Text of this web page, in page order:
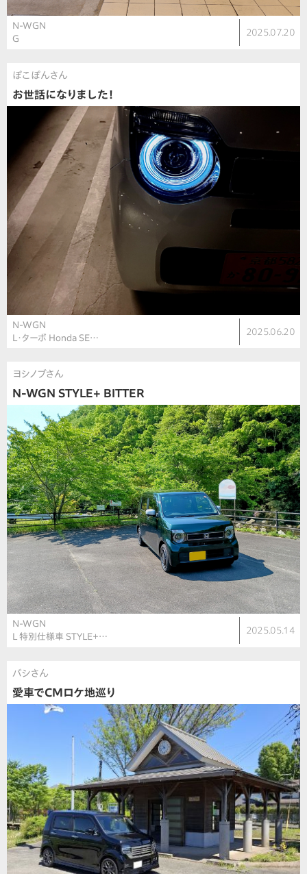
N-WGN
G
2025.07.20
ぽこぽんさん
お世話になりました！
N-WGN
L・ターボ Honda SE…
2025.06.20
ヨシノブさん
N-WGN STYLE+ BITTER
N-WGN
L 特別仕様車 STYLE＋…
2025.05.14
バシさん
愛車でCMロケ地巡り